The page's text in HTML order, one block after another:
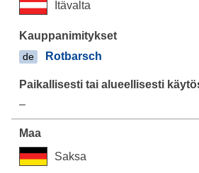
Itävalta
de Rotbarsch
–
Saksa